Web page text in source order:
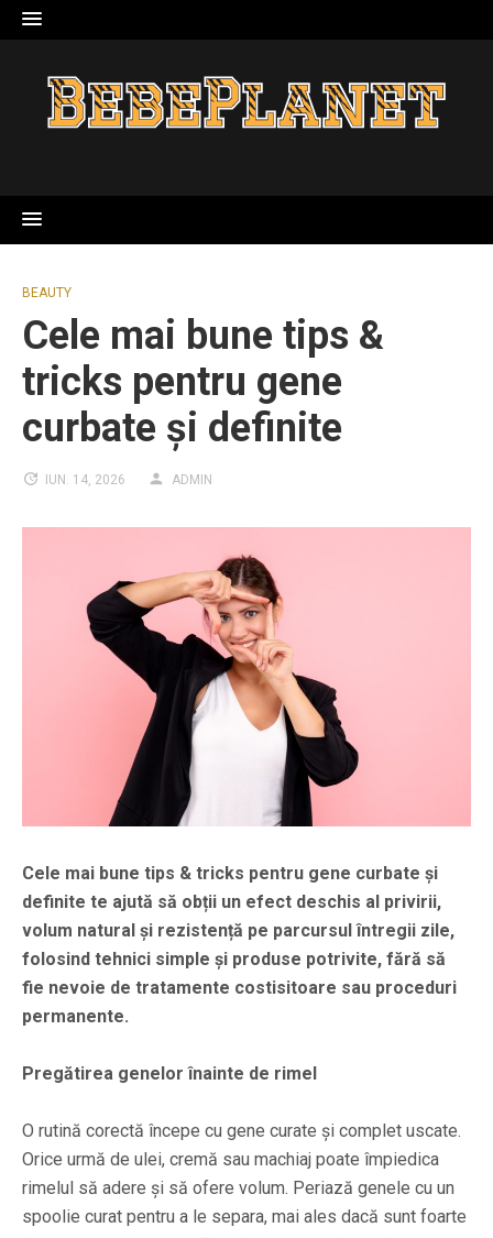
Skip
to
BEAUTY
Cele mai bune tips &
tricks pentru gene
curbate și definite
IUN. 14, 2026 ADMIN
Cele mai bune tips & tricks pentru gene curbate și
definite te ajută să obții un efect deschis al privirii,
volum natural și rezistență pe parcursul întregii zile,
folosind tehnici simple și produse potrivite, fără să
fie nevoie de tratamente costisitoare sau proceduri
permanente.
Pregătirea genelor înainte de rimel
O rutină corectă începe cu gene curate și complet uscate.
Orice urmă de ulei, cremă sau machiaj poate împiedica
rimelul să adere și să ofere volum. Periază genele cu un
spoolie curat pentru a le separa, mai ales dacă sunt foarte